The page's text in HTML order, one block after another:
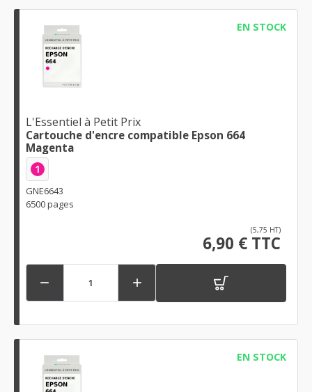
EN STOCK
L'Essentiel à Petit Prix
Cartouche d'encre compatible Epson 664
Magenta
1
GNE6643
6500 pages
(5,75 HT)
6,90 € TTC
 
EN STOCK